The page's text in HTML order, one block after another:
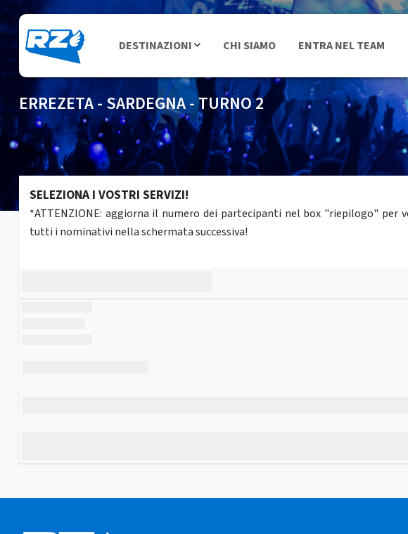
DESTINAZIONI CHI SIAMO ENTRA NEL TEAM
ERREZETA - SARDEGNA - TURNO 2
SELEZIONA I VOSTRI SERVIZI!
*ATTENZIONE: aggiorna il numero dei partecipanti nel box "riepilogo" per
tutti i nominativi nella schermata successiva!